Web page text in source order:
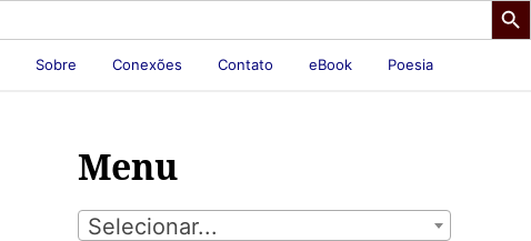
Sobre Conexões Contato eBook Poesia
Menu
Selecionar...